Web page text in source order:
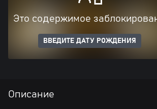
Это содержимое
ВВЕДИТЕ ДАТУ РОЖДЕНИЯ
Описание